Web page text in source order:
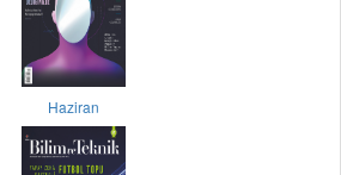
Haziran